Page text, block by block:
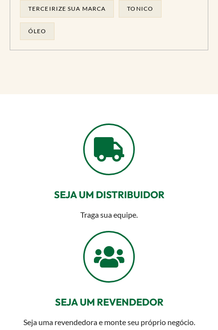
TERCEIRIZE SUA MARCA TONICO
ÓLEO
SEJA UM DISTRIBUIDOR
Traga sua equipe.
SEJA UM REVENDEDOR
Seja uma revendedora e monte seu próprio negócio.